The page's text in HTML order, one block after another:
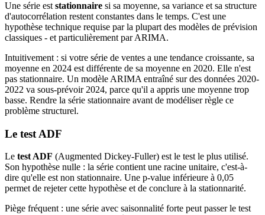
Une série est stationnaire si sa moyenne, sa variance et sa structure
d'autocorrélation restent constantes dans le temps. C'est une
hypothèse technique requise par la plupart des modèles de prévision
classiques - et particulièrement par ARIMA.
Intuitivement : si votre série de ventes a une tendance croissante, sa
moyenne en 2024 est différente de sa moyenne en 2020. Elle n'est
pas stationnaire. Un modèle ARIMA entraîné sur des données 2020-
2022 va sous-prévoir 2024, parce qu'il a appris une moyenne trop
basse. Rendre la série stationnaire avant de modéliser règle ce
problème structurel.
Le test ADF
Le test ADF (Augmented Dickey-Fuller) est le test le plus utilisé.
Son hypothèse nulle : la série contient une racine unitaire, c'est-à-
dire qu'elle est non stationnaire. Une p-value inférieure à 0,05
permet de rejeter cette hypothèse et de conclure à la stationnarité.
Piège fréquent : une série avec saisonnalité forte peut passer le test